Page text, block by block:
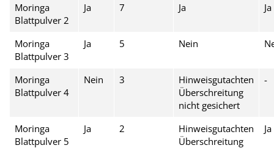
Moringa
Blattpulver 2
Ja 7 Ja Ja
Moringa
Blattpulver 3
Ja 5 Nein
Moringa
Blattpulver 4
Nein 3
Hinweisgutachten
Überschreitung
nicht gesichert
-
Moringa
Blattpulver 5
Ja 2
Hinweisgutachten
Überschreitung
Ja